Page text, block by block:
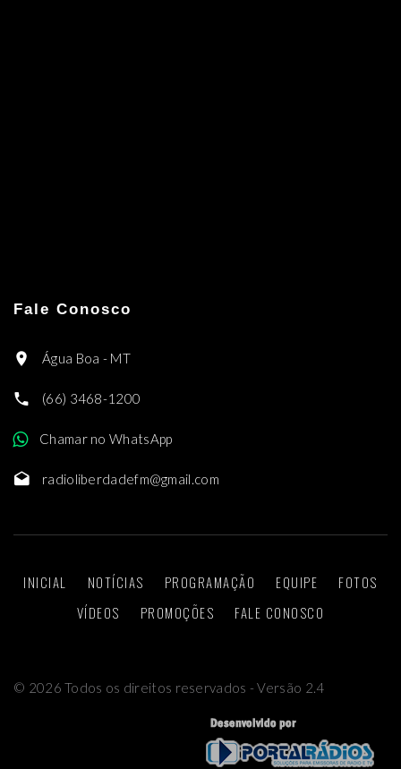
Fale Conosco
Água Boa - MT
(66) 3468-1200
Chamar no WhatsApp
radioliberdadefm@gmail.com
INICIAL NOTÍCIAS PROGRAMAÇÃO EQUIPE
FOTOS
VÍDEOS
PROMOÇÕES FALE CONOSCO
© 2026 Todos os direitos reservados - Versão 2.4